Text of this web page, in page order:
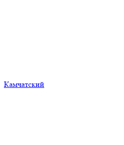
Камчатский